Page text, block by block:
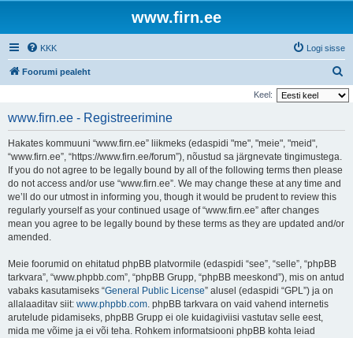
www.firn.ee
KKK Logi sisse
Foorumi pealeht
t
Keel:
www.firn.ee - Registreerimine
Hakates kommuuni “www.firn.ee” liikmeks (edaspidi "me", "meie", "meid",
“www.firn.ee”, “https://www.firn.ee/forum”), nõustud sa järgnevate tingimustega.
If you do not agree to be legally bound by all of the following terms then please
do not access and/or use “www.firn.ee”. We may change these at any time and
we’ll do our utmost in informing you, though it would be prudent to review this
regularly yourself as your continued usage of “www.firn.ee” after changes
mean you agree to be legally bound by these terms as they are updated and/or
amended.
Meie foorumid on ehitatud phpBB platvormile (edaspidi “see”, “selle”, “phpBB
tarkvara”, “www.phpbb.com”, “phpBB Grupp, “phpBB meeskond”), mis on antud
vabaks kasutamiseks “General Public License” alusel (edaspidi “GPL”) ja on
allalaaditav siit: www.phpbb.com. phpBB tarkvara on vaid vahend internetis
arutelude pidamiseks, phpBB Grupp ei ole kuidagiviisi vastutav selle eest,
mida me võime ja ei või teha. Rohkem informatsiooni phpBB kohta leiad